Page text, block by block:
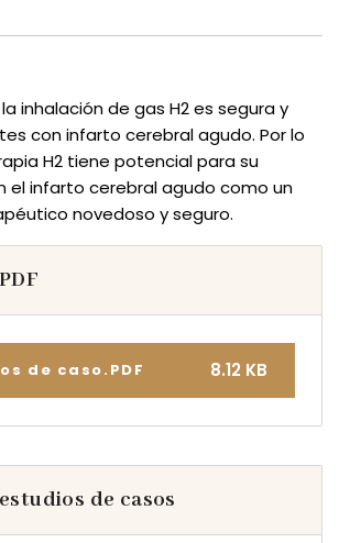
inhalación de gas H2 es segura y
con infarto cerebral agudo. Por lo
H2 tiene potencial para su
el infarto cerebral agudo como un
novedoso y seguro.
de caso.PDF 8.12 KB
de casos